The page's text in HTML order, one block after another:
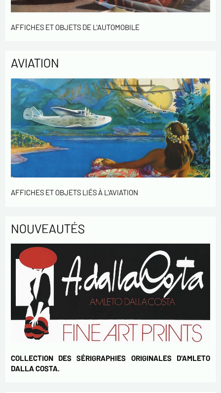
AFFICHES ET OBJETS DE L'AUTOMOBILE
AVIATION
AFFICHES ET OBJETS LIÉS À L'AVIATION
NOUVEAUTÉS
COLLECTION DES SÉRIGRAPHIES ORIGINALES D'AMLETO
DALLA COSTA.